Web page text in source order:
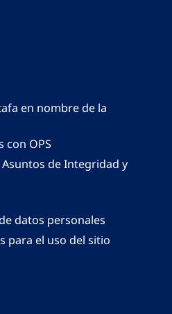
en nombre de la
con OPS
de Integridad y
datos personales
para el uso del sitio